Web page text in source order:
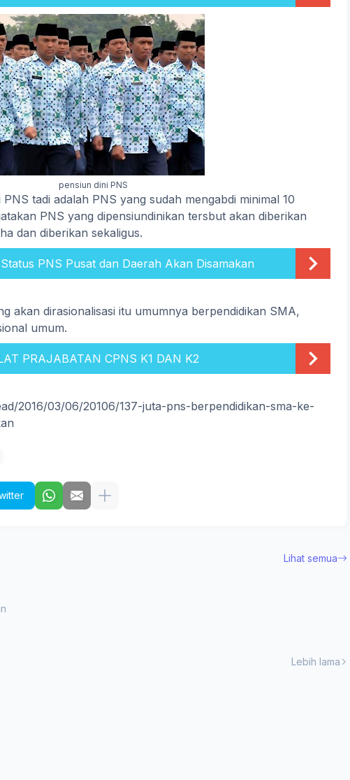
pensiun dini PNS
tadi adalah PNS yang sudah mengabdi minimal 10
PNS yang dipensiundinikan tersbut akan diberikan
dan diberikan sekaligus.
PNS Pusat dan Daerah Akan Disamakan
akan dirasionalisasi itu umumnya berpendidikan SMA,
umum.
PRAJABATAN CPNS K1 DAN K2
2016/03/06/20106/137-juta-pns-berpendidikan-sma-ke-
Lihat semua
Lebih lama